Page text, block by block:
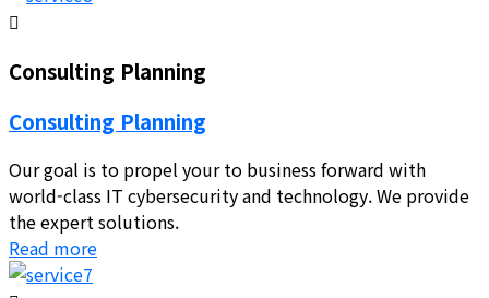
Consulting Planning
Consulting Planning
Our goal is to propel your to business forward with
world-class IT cybersecurity and technology. We provide
the expert solutions.
Read more